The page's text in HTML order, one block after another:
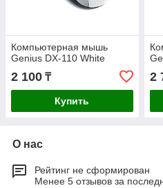
Компьютерная мышь
Genius DX-110 White
2 100 ₸
Купить
2
О нас
Рейтинг не сформирован
Менее 5 отзывов за